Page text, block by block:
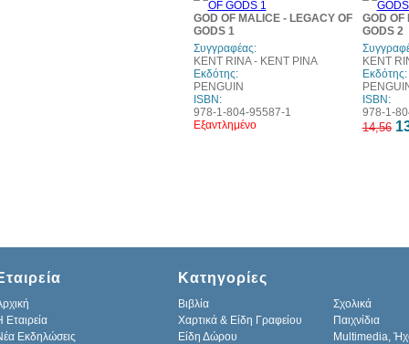
GOD OF MALICE - LEGACY OF
GODS 1
Συγγραφέας:
KENT RINA - ΚΕΝΤ ΡΙΝΑ
Εκδότης:
PENGUIN
ISBN:
978-1-804-95587-1
Εξαντλημένο
GOD OF
GODS 2
KENT
Εκδότης:
ISBN:
978-1-
14,56
Εταιρεία
Εκδηλώσεις
Κατηγορίες
Βιβλία
Σχολικά
Χαρτικά & Είδη Γραφείου
Παιχνίδια
Είδη Δώρου
Multimedia,